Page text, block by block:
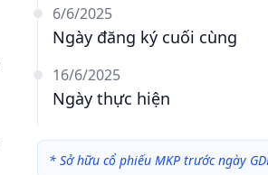
6/6/2025
Ngày đăng ký cuối cùng
16/6/2025
Ngày thực hiện
* Sở hữu cổ phiếu MKP trước ngày